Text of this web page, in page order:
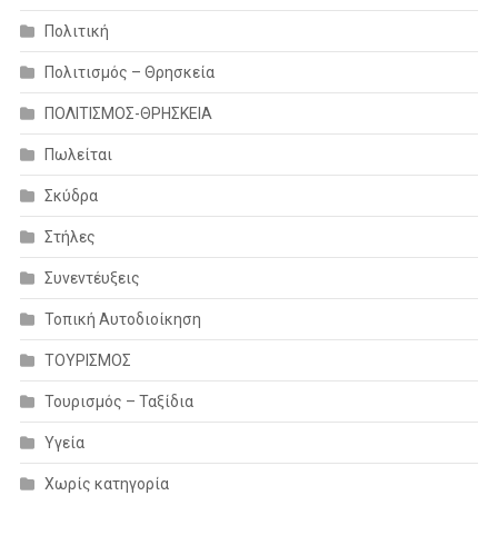
Πολιτική
Πολιτισμός – Θρησκεία
ΠΟΛΙΤΙΣΜΟΣ-ΘΡΗΣΚΕΙΑ
Πωλείται
Σκύδρα
Στήλες
Συνεντέυξεις
Τοπική Αυτοδιοίκηση
ΤΟΥΡΙΣΜΟΣ
Τουρισμός – Ταξίδια
Υγεία
Χωρίς κατηγορία